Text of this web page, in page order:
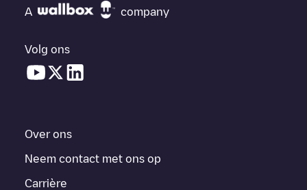
A company
Volg ons
Over ons
Neem contact met ons op
Carrière